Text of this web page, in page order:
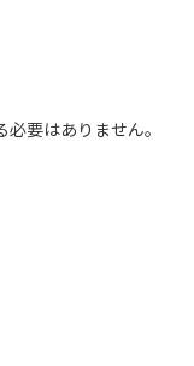
要はありません。